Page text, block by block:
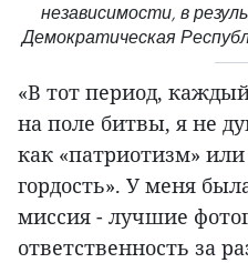
независимости, в
Демократическая
«В тот период,
на поле битвы, я не
как «патриотизм»
гордость». У меня
миссия - лучшие
ответственность за